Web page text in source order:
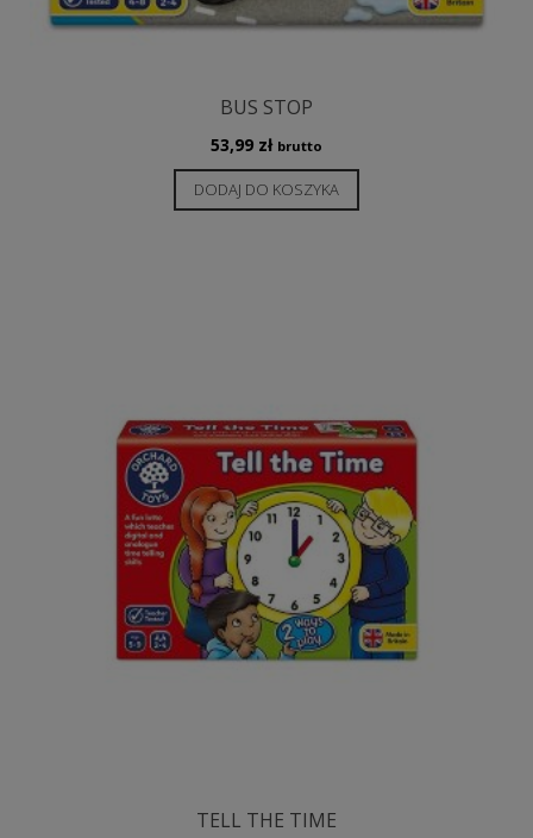
BUS STOP
53,99 zł brutto
DODAJ DO KOSZYKA
TELL THE TIME